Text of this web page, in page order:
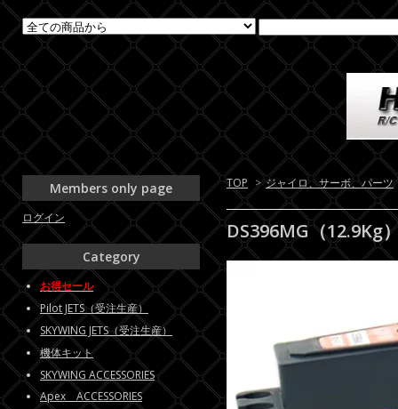
TOP > ジャイロ、サーボ、パーツ
DS396MG（12.9Kg
Members only page
ログイン
Category
お得セール
Pilot JETS（受注生産）
SKYWING JETS（受注生産）
機体キット
SKYWING ACCESSORIES
Apex ACCESSORIES